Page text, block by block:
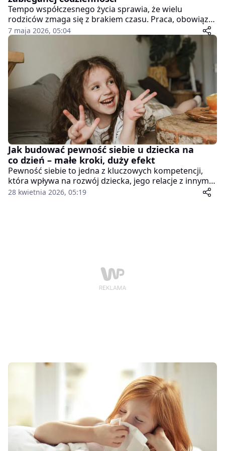
Tempo współczesnego życia sprawia, że wielu
rodziców zmaga się z brakiem czasu. Praca, obowiązki
domowe i codzienne wyzwania często powodują, że
chwile spędzane z dzieckiem schodzą na dalszy plan.
Tymczasem to właśnie relacja z rodzicem jest jednym z
najważniejszych czynników wpływających na rozwój
emocjonalny dziecka, jego poczucie bezpieczeństwa i
pewność siebie.
7 maja 2026, 05:04
Jak budować pewność siebie u dziecka na
co dzień – małe kroki, duży efekt
Pewność siebie to jedna z kluczowych kompetencji,
która wpływa na rozwój dziecka, jego relacje z innymi
oraz radzenie sobie z wyzwaniami. Nie jest to jednak
28 kwietnia 2026, 05:19